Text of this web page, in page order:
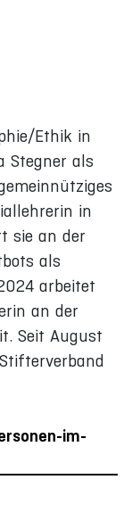
Ethik in
Stegner als
in
sie an der
als
arbeitet
an der
Seit August
im-